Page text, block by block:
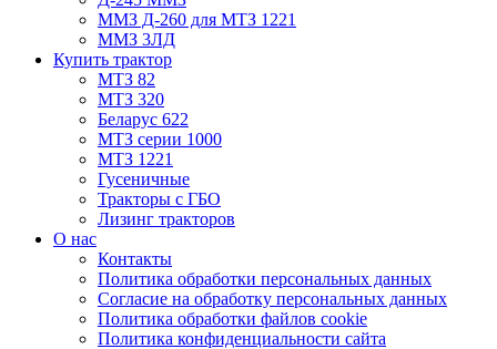
ММЗ Д-260 для МТЗ 1221
ММЗ 3ЛД
Купить трактор
МТЗ 82
МТЗ 320
Беларус 622
МТЗ серии 1000
МТЗ 1221
Гусеничные
Тракторы с ГБО
Лизинг тракторов
О нас
Контакты
Политика обработки персональных данных
Согласие на обработку персональных данных
Политика обработки файлов cookie
Политика конфиденциальности сайта